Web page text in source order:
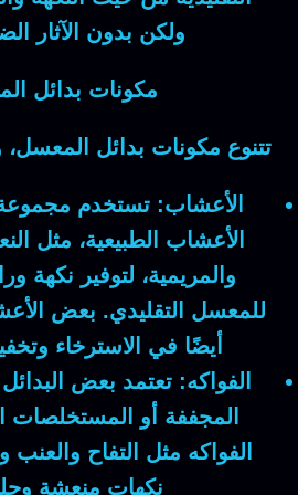
ولكن بدون الآثار
مكونات بدائل
تتنوع مكونات بدائل
الأعشاب: تستخدم
الأعشاب الطبيعية، مثل
والمريمية، لتوفير نكهة
للمعسل التقليدي. بعض
أيضًا في الاسترخاء
الفواكه: تعتمد بعض
المجففة أو المستخلصات
الفواكه مثل التفاح والعنب
نكهات منعشة